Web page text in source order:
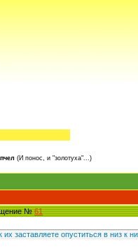
(И понос, и "золотуха"...)
№ 61
заставляете опуститься в низ к